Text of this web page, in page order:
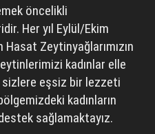
öncelikli
Her yıl Eylül/Ekim
Zeytinyağlarımızın
kadınlar elle
sizlere eşsiz bir lezzeti
kadınların
sağlamaktayız.